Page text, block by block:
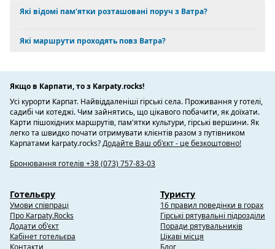
Які відомі пам'ятки розташовані поруч з Ватра?
Які маршрути проходять повз Ватра?
Якщо в Карпати, то з Karpaty.rocks!
Усі курорти Карпат. Найвіддаленіші гірські села. Проживання у готелі,
садибі чи котеджі. Чим зайнятись, що цікавого побачити, як доїхати.
Карти пішохідних маршрутів, пам'ятки культури, гірські вершини. Як
легко та швидко почати отримувати клієнтів разом з путівником
Карпатами karpaty.rocks?Додайте Ваш об'єкт - це безкоштовно!
Бронювання готелів +38 (073) 757-83-03
Готельєру
Умови співпраці
Про Karpaty.Rocks
Додати об'єкт
Кабінет готельєра
Туристу
16 правил поведінки в горах
Гірські рятувальні підрозділи
Поради рятувальників
Цікаві місця